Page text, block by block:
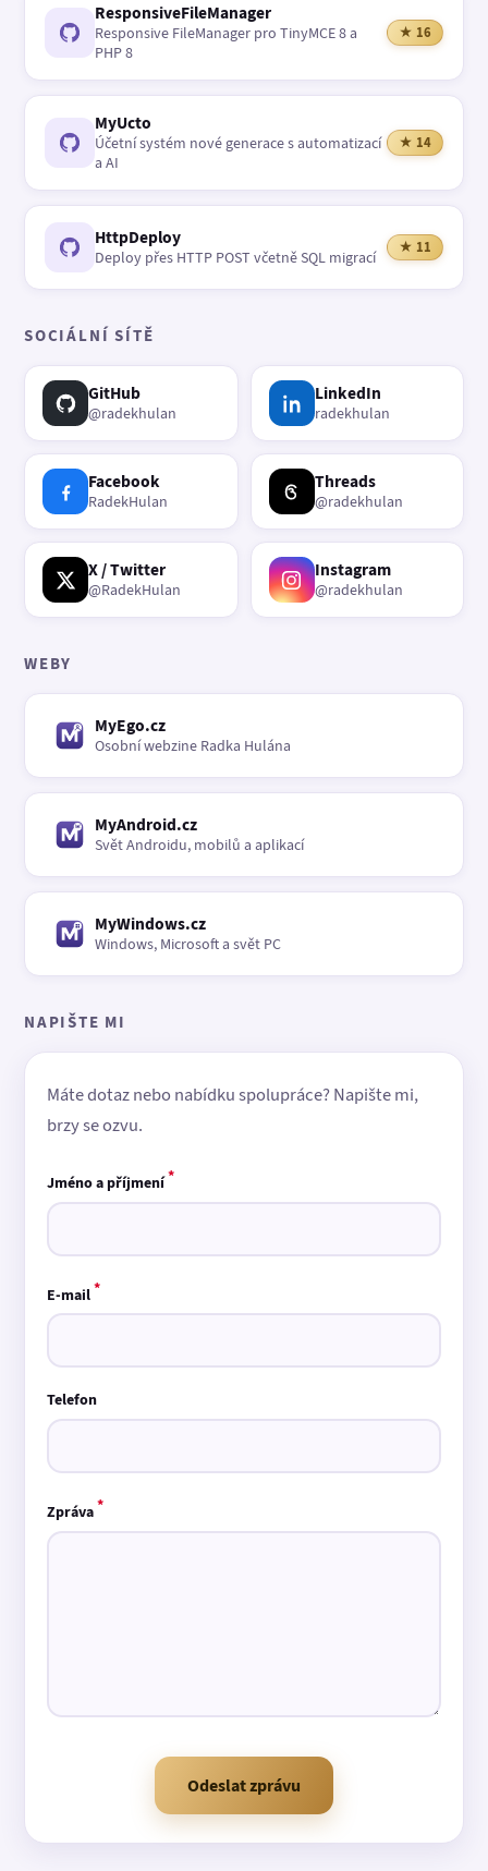
ResponsiveFileManager
Responsive FileManager pro TinyMCE 8 a
PHP 8
★ 16
MyUcto
Účetní systém nové generace s automatizací
a AI
★ 14
HttpDeploy
Deploy přes HTTP POST včetně SQL migrací
★ 11
SOCIÁLNÍ SÍTĚ
GitHub
@radekhulan
LinkedIn
radekhulan
Facebook
RadekHulan
Threads
@radekhulan
X / Twitter
@RadekHulan
Instagram
@radekhulan
WEBY
MyEgo.cz
Osobní webzine Radka Hulána
MyAndroid.cz
Svět Androidu, mobilů a aplikací
MyWindows.cz
Windows, Microsoft a svět PC
NAPIŠTE MI
Máte dotaz nebo nabídku spolupráce? Napište mi,
brzy se ozvu.
Jméno a příjmení*
E-mail*
Telefon
Zpráva*
Odeslat zprávu